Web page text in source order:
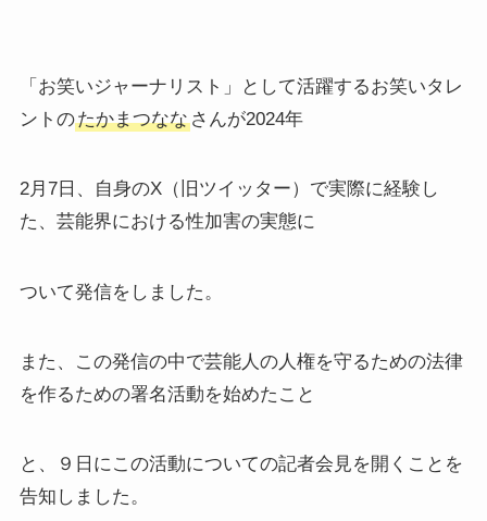
「お笑いジャーナリスト」として活躍するお笑いタレ
ントのたかまつななさんが2024年
2月7日、自身のX（旧ツイッター）で実際に経験し
た、芸能界における性加害の実態に
ついて発信をしました。
また、この発信の中で芸能人の人権を守るための法律
を作るための署名活動を始めたこと
と、９日にこの活動についての記者会見を開くことを
告知しました。